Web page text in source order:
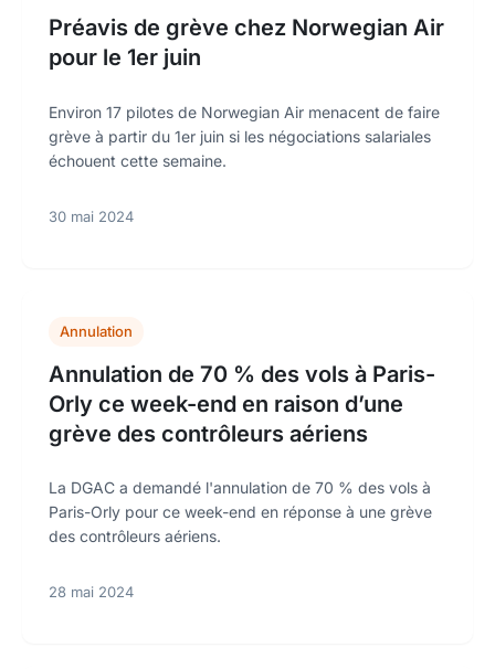
Préavis de grève chez Norwegian Air
pour le 1er juin
Environ 17 pilotes de Norwegian Air menacent de faire
grève à partir du 1er juin si les négociations salariales
échouent cette semaine.
30 mai 2024
Annulation
Annulation de 70 % des vols à Paris-
Orly ce week-end en raison d’une
grève des contrôleurs aériens
La DGAC a demandé l'annulation de 70 % des vols à
Paris-Orly pour ce week-end en réponse à une grève
des contrôleurs aériens.
28 mai 2024